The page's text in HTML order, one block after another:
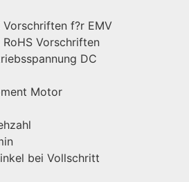
Vorschriften f?r EMV
RoHS Vorschriften
DC
Motor
bei Vollschritt